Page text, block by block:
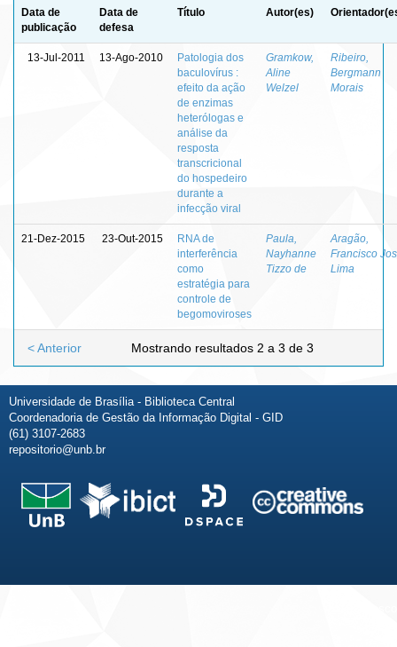
Data de
publicação
Data de
defesa
Título Autor(es)
13-Jul-2011 13-Ago-2010
Patologia dos
baculovírus :
efeito da ação
de enzimas
heterólogas e
análise da
resposta
transcricional
do hospedeiro
durante a
infecção viral
Gramkow,
Aline
Welzel
Ribeiro,
Bergmann
Morais
21-Dez-2015 23-Out-2015
RNA de
interferência
como
estratégia para
controle de
begomoviroses
Paula,
Nayhanne
Tizzo de
Aragão,
Francisco
Lima
Mostrando resultados 2 a 3 de 3
< Anterior
Universidade de Brasília - Biblioteca Central
Coordenadoria de Gestão da Informação Digital - GID
(61) 3107-2683
repositorio@unb.br